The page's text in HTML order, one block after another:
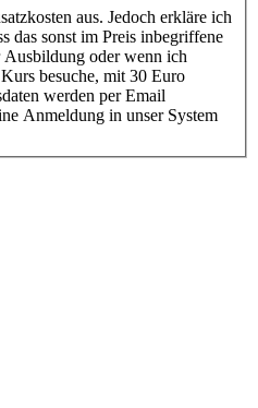
aus. Jedoch erkläre ich
das sonst im Preis inbegriffene
oder wenn ich
besuche, mit 30 Euro
werden per Email
Anmeldung in unser System